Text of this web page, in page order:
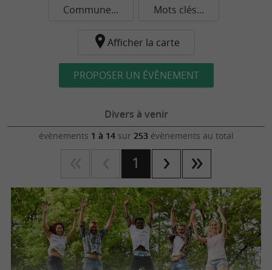
Commune... Mots clés...
Afficher la carte
PROPOSER UN ÉVÈNEMENT
Divers à venir
évènements 1 à 14sur 253évènements au total
1